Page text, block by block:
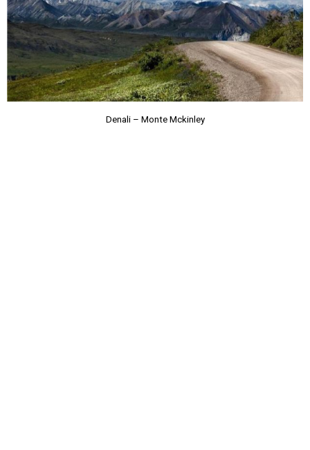
Denali – Monte Mckinley